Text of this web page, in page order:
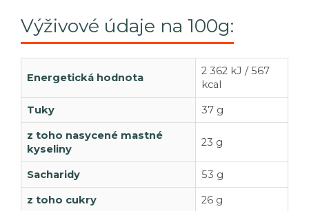
Výživové údaje na 100g:
Energetická hodnota
2 362 kJ / 567
kcal
Tuky 37 g
z toho nasycené mastné
kyseliny
23 g
Sacharidy 53 g
z toho cukry 26 g